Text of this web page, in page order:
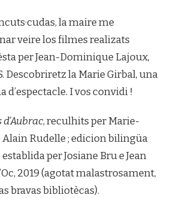
la maire me
veire los filmes realizats
per Jean-Dominique Lajoux,
Descobriretz la Marie Girbal, una
d’espectacle. I vos convidi !
d’Aubrac, reculhits per Marie-
Alain Rudelle ; edicion bilingüa
per Josiane Bru e Jean
2019 (agotat malastrosament,
bravas bibliotècas).